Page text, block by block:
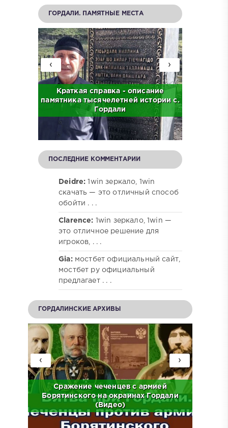
ГОРДАЛИ. ПАМЯТНЫЕ МЕСТА
Краткая справка - описание
памятника тысячелетней истории с.
Гордали
›
‹
ПОСЛЕДНИЕ КОММЕНТАРИИ
Deidre:1win зеркало, 1win
скачать — это отличный способ
обойти . . .
Clarence: 1win зеркало, 1win —
это отличное решение для
игроков, . . .
Gia: мостбет официальный сайт,
мостбет ру официальный
предлагает . . .
ГОРДАЛИНСКИЕ АРХИВЫ
Сражение чеченцев с армией
Борятинского на окраинах Гордали
(Видео)
›
‹